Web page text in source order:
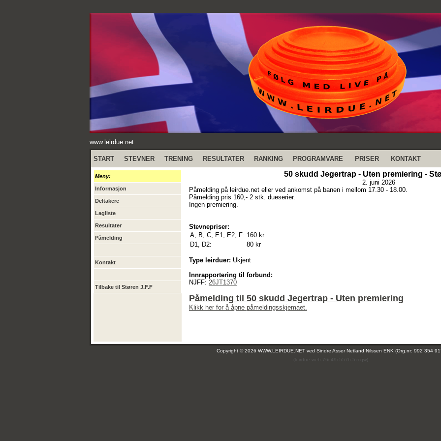
www.leirdue.net
START STEVNER TRENING RESULTATER RANKING PROGRAMVARE PRISER KONTAKT
Meny:
Informasjon
Deltakere
Lagliste
Resultater
Påmelding
Kontakt
Tilbake til Støren J.F.F
50 skudd Jegertrap - Uten premiering -
2. juni 2026
Påmelding på leirdue.net eller ved ankomst på banen i mellom 17.30 - 18.00.
Påmelding pris 160,- 2 stk. dueserier.
Ingen premiering.
Stevnepriser:
A, B, C, E1, E2, F: 160 kr
D1, D2:
80 kr
Type leirduer: Ukjent
Innrapportering til forbund:
NJFF: 26JT1370
Påmelding til 50 skudd Jegertrap - Uten premiering
Klikk her for å åpne påmeldingsskjemaet.
Copyright © 2026 WWW.LEIRDUE.NET ved Sindre Asser Netland Nilssen ENK (Org.nr: 992 354
(leirdue-web-76c49c557b-5zcqw)